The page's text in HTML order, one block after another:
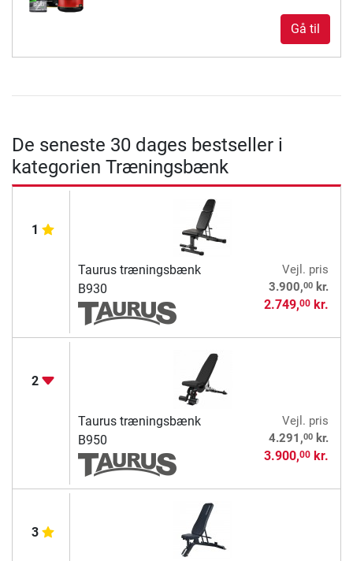
Gå til
De seneste 30 dages bestseller i
kategorien Træningsbænk
1
Taurus træningsbænk
B930
Vejl. pris
3.900,00kr.
2.749,00kr.
2
Taurus træningsbænk
B950
Vejl. pris
4.291,00kr.
3.900,00kr.
3